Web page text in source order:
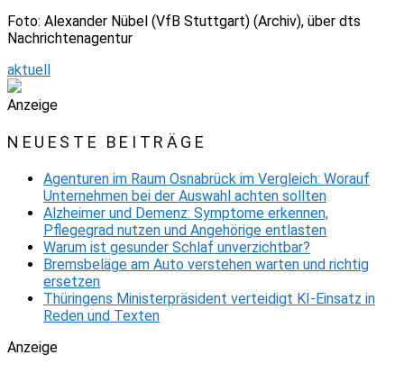
Foto: Alexander Nübel (VfB Stuttgart) (Archiv), über dts
Nachrichtenagentur
aktuell
Anzeige
NEUESTE BEITRÄGE
Agenturen im Raum Osnabrück im Vergleich: Worauf
Unternehmen bei der Auswahl achten sollten
Alzheimer und Demenz: Symptome erkennen,
Pflegegrad nutzen und Angehörige entlasten
Warum ist gesunder Schlaf unverzichtbar?
Bremsbeläge am Auto verstehen warten und richtig
ersetzen
Thüringens Ministerpräsident verteidigt KI-Einsatz in
Reden und Texten
Anzeige